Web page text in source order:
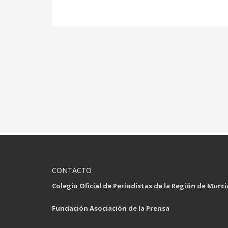
CONTACTO
Colegio Oficial de Periodistas de la Región de
Fundación Asociación de la Prensa